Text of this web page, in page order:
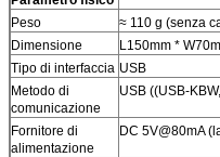
Peso
≈ 110 g (senza
Dimensione
L150mm *
Tipo di interfaccia USB
Metodo di
comunicazione
USB ((USB-
Fornitore di
alimentazione
DC 5V@80mA